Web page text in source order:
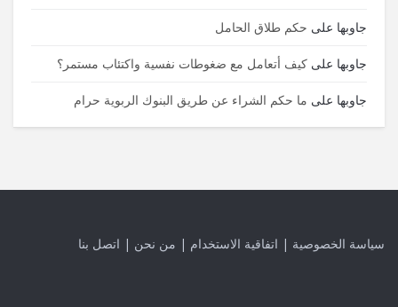
جاوبها على حكم طلاق الحامل
جاوبها على كيف أتعامل مع ضغوطات نفسية واكتئاب مستمر؟
جاوبها على ما حكم الشراء عن طريق البنوك الربوية حرام
سياسة الخصوصية | اتفاقية الاستخدام | من نحن | اتصل بنا